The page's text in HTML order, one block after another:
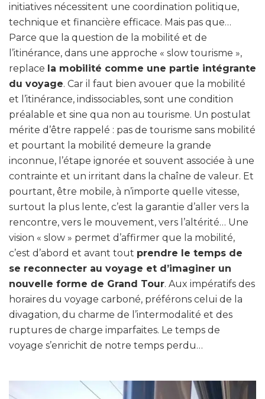
initiatives nécessitent une coordination politique,
technique et financière efficace. Mais pas que…
Parce que la question de la mobilité et de
l’itinérance, dans une approche « slow tourisme »,
replace la mobilité comme une partie intégrante
du voyage. Car il faut bien avouer que la mobilité
et l’itinérance, indissociables, sont une condition
préalable et sine qua non au tourisme. Un postulat
mérite d’être rappelé : pas de tourisme sans mobilité
et pourtant la mobilité demeure la grande
inconnue, l’étape ignorée et souvent associée à une
contrainte et un irritant dans la chaîne de valeur. Et
pourtant, être mobile, à n’importe quelle vitesse,
surtout la plus lente, c’est la garantie d’aller vers la
rencontre, vers le mouvement, vers l’altérité… Une
vision « slow » permet d’affirmer que la mobilité,
c’est d’abord et avant tout prendre le temps de
se reconnecter au voyage et d’imaginer un
nouvelle forme de Grand Tour. Aux impératifs des
horaires du voyage carboné, préférons celui de la
divagation, du charme de l’intermodalité et des
ruptures de charge imparfaites. Le temps de
voyage s’enrichit de notre temps perdu…